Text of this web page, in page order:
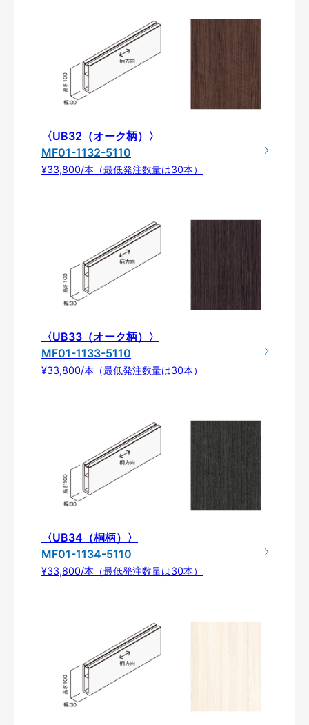
〈UB32（オーク柄）〉
MF01-1132-5110
¥33,800/本（最低発注数量は30本）
〈UB33（オーク柄）〉
MF01-1133-5110
¥33,800/本（最低発注数量は30本）
〈UB34（桐柄）〉
MF01-1134-5110
¥33,800/本（最低発注数量は30本）